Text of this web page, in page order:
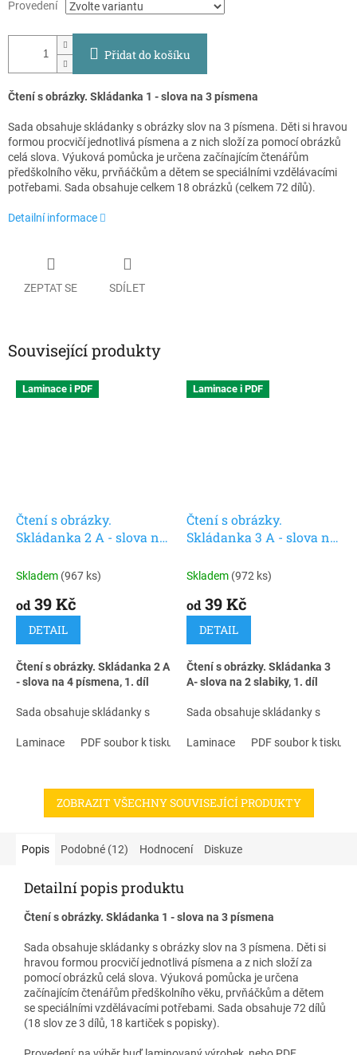
Provedení
Přidat do košíku
Čtení s obrázky. Skládanka 1 - slova na 3 písmena
Sada obsahuje skládanky s obrázky slov na 3 písmena. Děti si hravou
formou procvičí jednotlivá písmena a z nich složí za pomocí obrázků
celá slova. Výuková pomůcka je určena začínajícím čtenářům
předškolního věku, prvňáčkům a dětem se speciálními vzdělávacími
potřebami. Sada obsahuje celkem 18 obrázků (celkem 72 dílů).
Detailní informace
ZEPTAT SE SDÍLET
Související produkty
Laminace i PDF
Čtení s obrázky.
Skládanka 2 A - slova na
Skladem (967 ks)
od39 Kč
DETAIL
Čtení s obrázky. Skládanka 2 A
- slova na 4 písmena, 1. díl
Sada obsahuje skládanky s
Děti si hravou formou procvičí
slova. Výuková pomůcka je
určena začínajícím čtenářům
předškolního věku, prvňáčkům
vzdělávacími potřebami. Sada
(celkem 90 dílů).
Laminace PDF soubor k tisku
Laminace i PDF
Čtení s obrázky.
Skládanka 3 A - slova na
Skladem (972 ks)
od39 Kč
DETAIL
Čtení s obrázky. Skládanka 3
A- slova na 2 slabiky, 1. díl
Sada obsahuje skládanky s
si hravou formou procvičí čtení
pomůcka je určena začínajícím
čtenářům předškolního věku,
prvňáčkům a dětem se
potřebami. Sada obsahuje
Laminace PDF soubor k tisku
ZOBRAZIT VŠECHNY SOUVISEJÍCÍ PRODUKTY
Popis Podobné (12) Hodnocení Diskuze
Detailní popis produktu
Čtení s obrázky. Skládanka 1 - slova na 3 písmena
Sada obsahuje skládanky s obrázky slov na 3 písmena. Děti si
hravou formou procvičí jednotlivá písmena a z nich složí za
pomocí obrázků celá slova. Výuková pomůcka je určena
začínajícím čtenářům předškolního věku, prvňáčkům a dětem
se speciálními vzdělávacími potřebami. Sada obsahuje 72 dílů
(18 slov ze 3 dílů, 18 kartiček s popisky).